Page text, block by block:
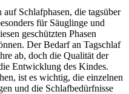
Schlafphasen, die tagsüber
für Säuglinge und
geschützten Phasen
Der Bedarf an Tagschlaf
ab, doch die Qualität der
Entwicklung des Kindes.
ist es wichtig, die einzelnen
und die Schlafbedürfnisse